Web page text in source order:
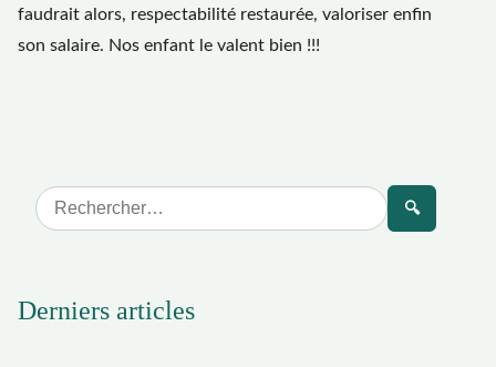
faudrait alors, respectabilité restaurée, valoriser enfin
son salaire. Nos enfant le valent bien !!!
🔍
Derniers articles